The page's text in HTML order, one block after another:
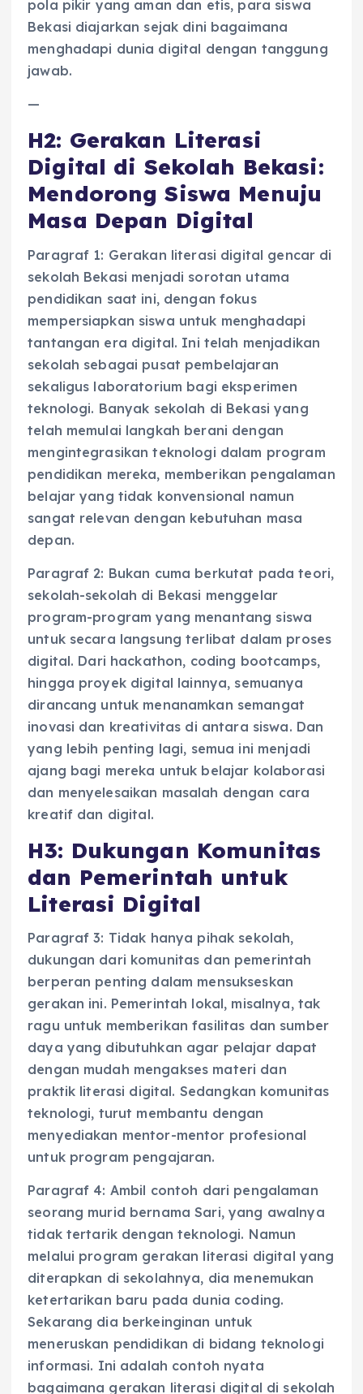
pola pikir yang aman dan etis, para siswa
Bekasi diajarkan sejak dini bagaimana
menghadapi dunia digital dengan tanggung
jawab.
—
H2: Gerakan Literasi
Digital di Sekolah Bekasi:
Mendorong Siswa Menuju
Masa Depan Digital
Paragraf 1: Gerakan literasi digital gencar di
sekolah Bekasi menjadi sorotan utama
pendidikan saat ini, dengan fokus
mempersiapkan siswa untuk menghadapi
tantangan era digital. Ini telah menjadikan
sekolah sebagai pusat pembelajaran
sekaligus laboratorium bagi eksperimen
teknologi. Banyak sekolah di Bekasi yang
telah memulai langkah berani dengan
mengintegrasikan teknologi dalam program
pendidikan mereka, memberikan pengalaman
belajar yang tidak konvensional namun
sangat relevan dengan kebutuhan masa
depan.
Paragraf 2: Bukan cuma berkutat pada teori,
sekolah-sekolah di Bekasi menggelar
program-program yang menantang siswa
untuk secara langsung terlibat dalam proses
digital. Dari hackathon, coding bootcamps,
hingga proyek digital lainnya, semuanya
dirancang untuk menanamkan semangat
inovasi dan kreativitas di antara siswa. Dan
yang lebih penting lagi, semua ini menjadi
ajang bagi mereka untuk belajar kolaborasi
dan menyelesaikan masalah dengan cara
kreatif dan digital.
H3: Dukungan Komunitas
dan Pemerintah untuk
Literasi Digital
Paragraf 3: Tidak hanya pihak sekolah,
dukungan dari komunitas dan pemerintah
berperan penting dalam mensukseskan
gerakan ini. Pemerintah lokal, misalnya, tak
ragu untuk memberikan fasilitas dan sumber
daya yang dibutuhkan agar pelajar dapat
dengan mudah mengakses materi dan
praktik literasi digital. Sedangkan komunitas
teknologi, turut membantu dengan
menyediakan mentor-mentor profesional
untuk program pengajaran.
Paragraf 4: Ambil contoh dari pengalaman
seorang murid bernama Sari, yang awalnya
tidak tertarik dengan teknologi. Namun
melalui program gerakan literasi digital yang
diterapkan di sekolahnya, dia menemukan
ketertarikan baru pada dunia coding.
Sekarang dia berkeinginan untuk
meneruskan pendidikan di bidang teknologi
informasi. Ini adalah contoh nyata
bagaimana gerakan literasi digital di sekolah